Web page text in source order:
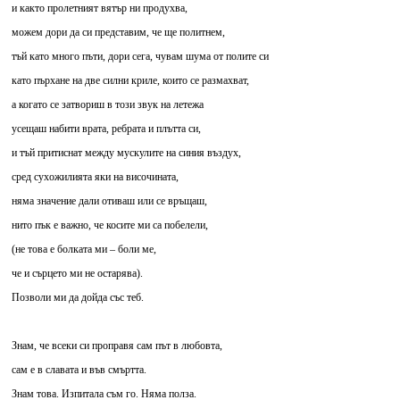
и както пролетният вятър ни продухва,
можем дори да си представим, че ще политнем,
тъй като много пъти, дори сега, чувам шума от полите си
като пърхане на две силни криле, които се размахват,
а когато се затвориш в този звук на летежа
усещаш набити врата, ребрата и плътта си,
и тъй притиснат между мускулите на синия въздух,
сред сухожилията яки на височината,
няма значение дали отиваш или се връщаш,
нито пък е важно, че косите ми са побелели,
(не това е болката ми – боли ме,
че и сърцето ми не остарява).
Позволи ми да дойда със теб.
Знам, че всеки си проправя сам път в любовта,
сам е в славата и във смъртта.
Знам това. Изпитала съм го. Няма полза.